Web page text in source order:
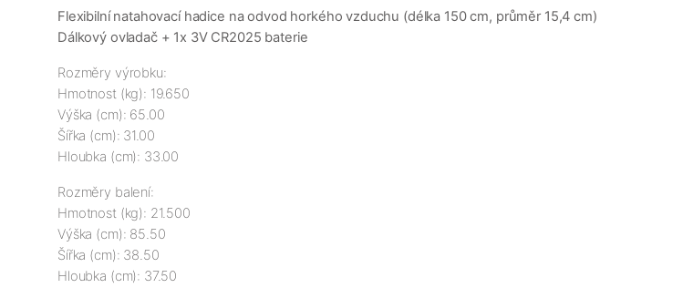
Flexibilní natahovací hadice na odvod horkého vzduchu (délka 150 cm, průměr 15,4 cm)
Dálkový ovladač + 1x 3V CR2025 baterie
Rozměry výrobku:
Hmotnost (kg): 19.650
Výška (cm): 65.00
Šířka (cm): 31.00
Hloubka (cm): 33.00
Rozměry balení:
Hmotnost (kg): 21.500
Výška (cm): 85.50
Šířka (cm): 38.50
Hloubka (cm): 37.50